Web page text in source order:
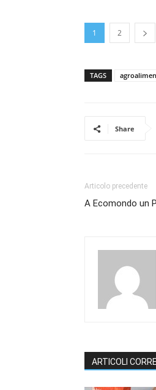
1 2
TAGS
Share
Articolo precedente
A Ecomondo un
ARTICOLI